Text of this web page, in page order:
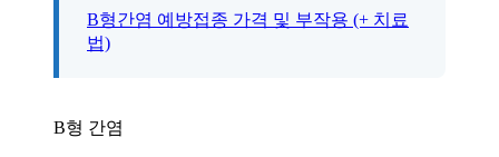
B형간염 예방접종 가격 및 부작용 (+ 치료
법)
B형 간염